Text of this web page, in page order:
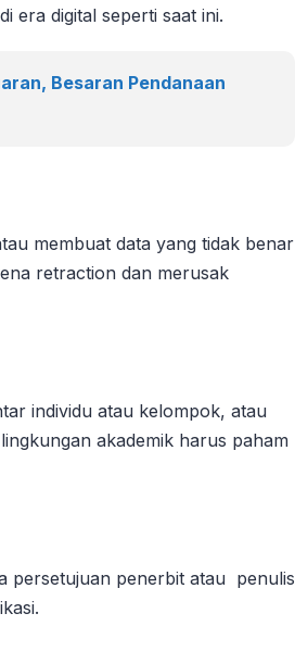
era digital seperti saat ini.
Besaran Pendanaan
membuat data yang tidak benar
retraction dan merusak
individu atau kelompok, atau
akademik harus paham
persetujuan penerbit atau penulis